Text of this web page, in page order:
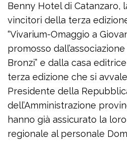
Benny Hotel di Catanzaro,
vincitori della terza
“Vivarium-Omaggio a
promosso
Bronzi” e dalla casa
terza edizione che si
Presidente della
dell’Amministrazione
hanno già assicurato la
regionale al personale